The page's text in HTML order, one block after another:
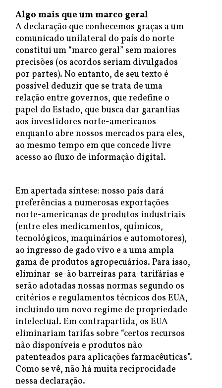
Algo mais que um marco geral
A declaração que conhecemos graças a um
comunicado unilateral do país do norte
constitui um “marco geral” sem maiores
precisões (os acordos seriam divulgados
por partes). No entanto, de seu texto é
possível deduzir que se trata de uma
relação entre governos, que redefine o
papel do Estado, que busca dar garantias
aos investidores norte-americanos
enquanto abre nossos mercados para eles,
ao mesmo tempo em que concede livre
acesso ao fluxo de informação digital.
Em apertada síntese: nosso país dará
preferências a numerosas exportações
norte-americanas de produtos industriais
(entre eles medicamentos, químicos,
tecnológicos, maquinários e automotores),
ao ingresso de gado vivo e a uma ampla
gama de produtos agropecuários. Para isso,
eliminar-se-ão barreiras para-tarifárias e
serão adotadas nossas normas segundo os
critérios e regulamentos técnicos dos EUA,
incluindo um novo regime de propriedade
intelectual. Em contrapartida, os EUA
eliminariam tarifas sobre “certos recursos
não disponíveis e produtos não
patenteados para aplicações farmacêuticas”.
Como se vê, não há muita reciprocidade
nessa declaração.